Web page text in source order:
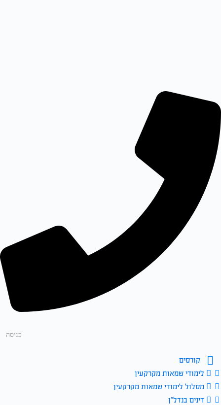
כניסה
קורסים
לימודי שמאות מקרקעין
מסלול לימודי שמאות מקרקעין
דינים בנדל”ן